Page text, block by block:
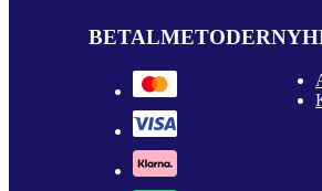
BETALMETODER